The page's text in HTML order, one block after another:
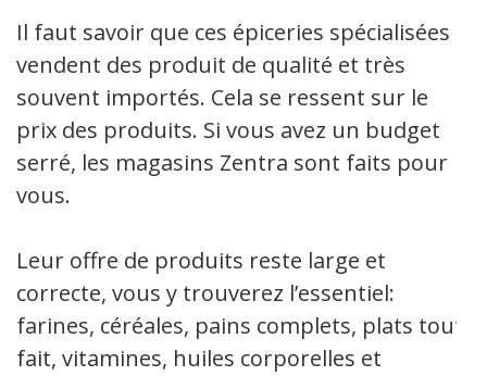
Il faut savoir que ces épiceries spécialisées
vendent des produit de qualité et très
souvent importés. Cela se ressent sur le
prix des produits. Si vous avez un budget
serré, les magasins Zentra sont faits pour
vous.
Leur offre de produits reste large et
correcte, vous y trouverez l’essentiel:
farines, céréales, pains complets, plats tout
fait, vitamines, ​​​huiles corporelles et